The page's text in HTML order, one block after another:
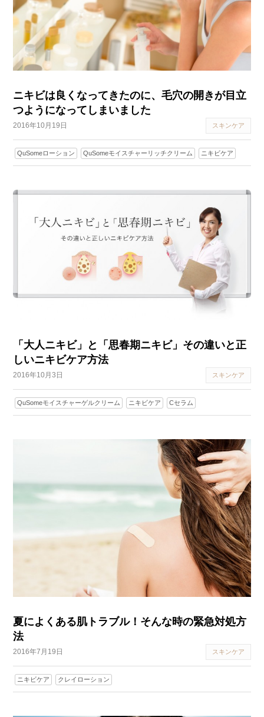
ニキビは良くなってきたのに、毛穴の開きが目立
つようになってしまいました
2016年10月19日 スキンケア
QuSomeローション QuSomeモイスチャーリッチクリーム ニキビケア
「大人ニキビ」と「思春期ニキビ」その違いと正
しいニキビケア方法
2016年10月3日 スキンケア
QuSomeモイスチャーゲルクリーム ニキビケア Cセラム
夏によくある肌トラブル！そんな時の緊急対処方
法
2016年7月19日 スキンケア
ニキビケア クレイローション